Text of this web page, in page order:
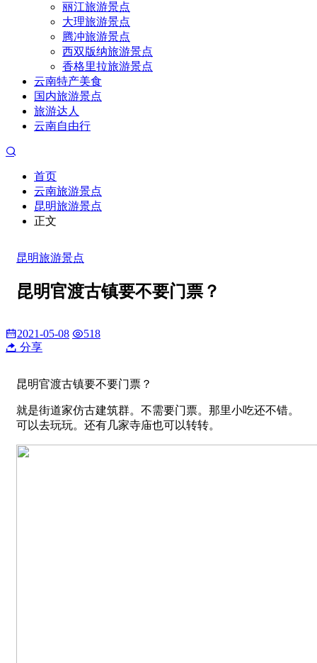
丽江旅游景点
大理旅游景点
腾冲旅游景点
西双版纳旅游景点
香格里拉旅游景点
云南特产美食
国内旅游景点
旅游达人
云南自由行
首页
云南旅游景点
昆明旅游景点
正文
昆明旅游景点
昆明官渡古镇要不要门票？
2021-05-08
518
分享
昆明官渡古镇要不要门票？
就是街道家仿古建筑群。不需要门票。那里小吃还不错。
可以去玩玩。还有几家寺庙也可以转转。